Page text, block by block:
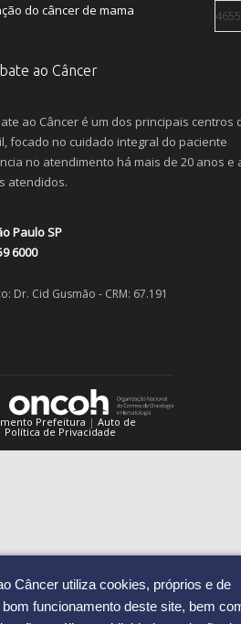
Câncer utiliza cookies, próprios e de
funcionamento deste site, bem
do câncer de mama
não precisa sentir dor
ao Câncer
ao Câncer é um dos principais centros
focado no cuidado integral do paciente
no atendimento há mais de 20 anos e
atendidos.
Paulo SP
6000
Dr. Cid Gusmão - CRM: 67.191
Prefeitura | Auto de
Política de Privacidade